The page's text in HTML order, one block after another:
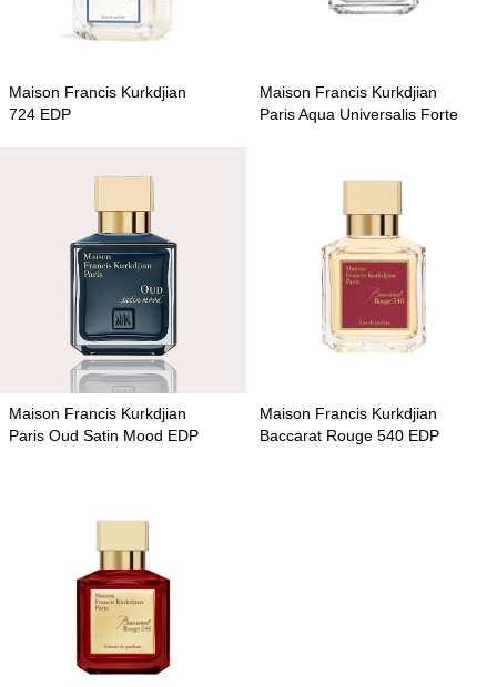
Maison Francis Kurkdjian
724 EDP
Maison Francis Kurkdjian
Paris Aqua Universalis Forte
Maison Francis Kurkdjian
Paris Oud Satin Mood EDP
Maison Francis Kurkdjian
Baccarat Rouge 540 EDP